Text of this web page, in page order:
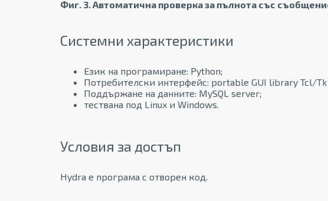
Фиг. 3. Автоматична проверка за пълнота със
Системни характеристики
Език на програмиране: Python;
Потребителски интерфейс: portable GUI library Tcl/
Поддържане на данните: MySQL server;
тествана под Linux и Windows.
Условия за достъп
Hydra е програма с отворен код.